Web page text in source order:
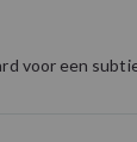
voor een